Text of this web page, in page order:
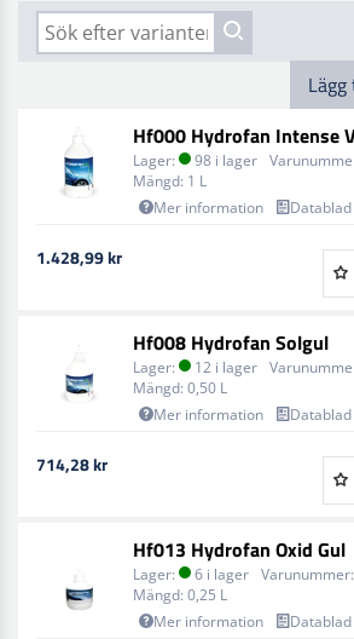
Systemet består av ett kompakt
tillgängligt i olika flaskstorlekar (1 lt,
Hf000 Hydrofan Intense
Lager: 98 i lager
Mängd: 1 L
Mer information
Datablad
1.428,99 kr
Hf008 Hydrofan Solgul
Lager: 12 i lager
Mängd: 0,50 L
Mer information
Datablad
714,28 kr
Hf013 Hydrofan Oxid Gul
Lager: 6 i lager Varunummer:
Mängd: 0,25 L
Mer information
Datablad